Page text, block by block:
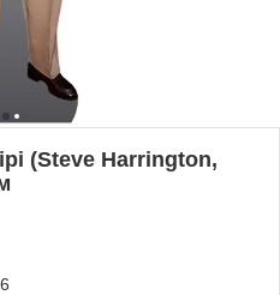
(Steve Harrington,